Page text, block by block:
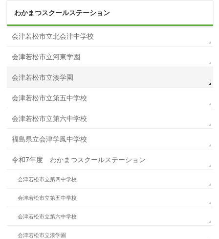
わかまつスクールステーション
会津若松市立北会津中学校
会津若松市立河東学園
会津若松市立湊学園
会津若松市立第五中学校
会津若松市立第六中学校
福島県立会津学鳳中学校
令和7年度 わかまつスクールステーション
会津若松市立第四中学校
会津若松市立第五中学校
会津若松市立第六中学校
会津若松市立湊学園